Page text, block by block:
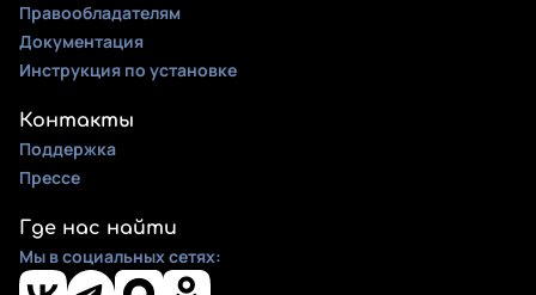
Правообладателям
Документация
Инструкция по установке
Контакты
Поддержка
Прессе
Где нас найти
Мы в социальных сетях: